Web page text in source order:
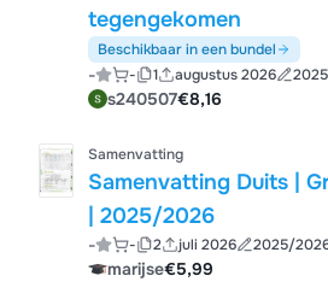
tegengekomen
Beschikbaar in een bundel
- - 1 augustus 2026
s240507€8,16
Samenvatting
Samenvatting Duits |
| 2025/2026
- - 2 juli 2026 2025/
marijse€5,99